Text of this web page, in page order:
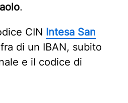
.
CIN Intesa San
di un IBAN, subito
e il codice di